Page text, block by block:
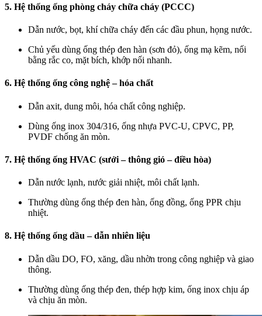
5. Hệ thống ống phòng cháy chữa cháy (PCCC)
Dẫn nước, bọt, khí chữa cháy đến các đầu phun, họng nước.
Chủ yếu dùng ống thép đen hàn (sơn đỏ), ống mạ kẽm, nối
bằng rắc co, mặt bích, khớp nối nhanh.
6. Hệ thống ống công nghệ – hóa chất
Dẫn axit, dung môi, hóa chất công nghiệp.
Dùng ống inox 304/316, ống nhựa PVC-U, CPVC, PP,
PVDF chống ăn mòn.
7. Hệ thống ống HVAC (sưởi – thông gió – điều hòa)
Dẫn nước lạnh, nước giải nhiệt, môi chất lạnh.
Thường dùng ống thép đen hàn, ống đồng, ống PPR chịu
nhiệt.
8. Hệ thống ống dầu – dẫn nhiên liệu
Dẫn dầu DO, FO, xăng, dầu nhờn trong công nghiệp và giao
thông.
Thường dùng ống thép đen, thép hợp kim, ống inox chịu áp
và chịu ăn mòn.